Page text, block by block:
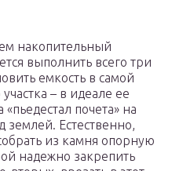
накопительный
выполнить всего три
емкость в самой
– в идеале ее
почета» на
землей. Естественно,
из камня опорную
надежно закрепить